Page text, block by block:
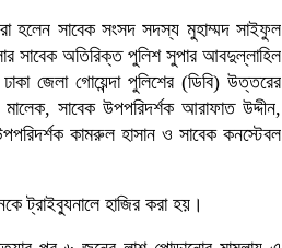
হলেন সাবেক সংসদ সদস্য মুহাম্মদ সাইফুল
সাবেক অতিরিক্ত পুলিশ সুপার আবদুল্লাহিল
জেলা গোয়েন্দা পুলিশের (ডিবি) উত্তরের
সাবেক উপপরিদর্শক আরাফাত উদ্দীন,
কামরুল হাসান ও সাবেক কনস্টেবল
হাজির করা হয়।